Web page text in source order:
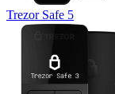
Trezor Safe 5